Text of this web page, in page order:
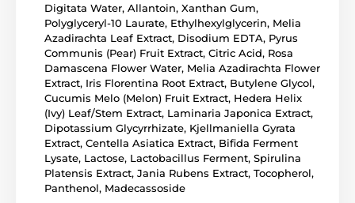
Digitata Water, Allantoin, Xanthan Gum,
Polyglyceryl-10 Laurate, Ethylhexylglycerin, Melia
Azadirachta Leaf Extract, Disodium EDTA, Pyrus
Communis (Pear) Fruit Extract, Citric Acid, Rosa
Damascena Flower Water, Melia Azadirachta Flower
Extract, Iris Florentina Root Extract, Butylene Glycol,
Cucumis Melo (Melon) Fruit Extract, Hedera Helix
(Ivy) Leaf/Stem Extract, Laminaria Japonica Extract,
Dipotassium Glycyrrhizate, Kjellmaniella Gyrata
Extract, Centella Asiatica Extract, Bifida Ferment
Lysate, Lactose, Lactobacillus Ferment, Spirulina
Platensis Extract, Jania Rubens Extract, Tocopherol,
Panthenol, Madecassoside